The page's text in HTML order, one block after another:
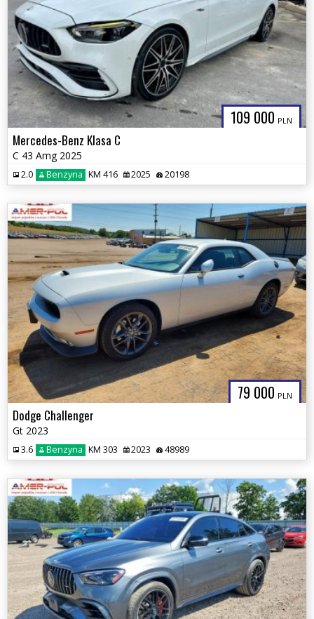
109 000 PLN
Mercedes-Benz Klasa C
C 43 Amg 2025
2.0 Benzyna KM 416 2025 20198
79 000 PLN
Dodge Challenger
Gt 2023
3.6 Benzyna KM 303 2023 48989